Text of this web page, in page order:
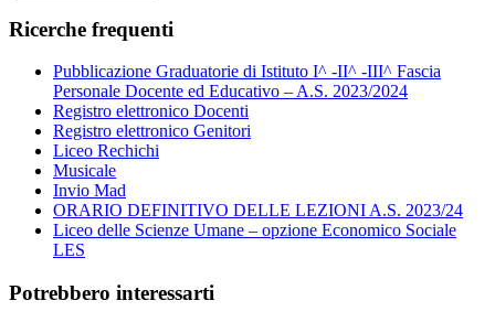
Ricerche frequenti
Pubblicazione Graduatorie di Istituto I^ -II^ -III^ Fascia
Personale Docente ed Educativo – A.S. 2023/2024
Registro elettronico Docenti
Registro elettronico Genitori
Liceo Rechichi
Musicale
Invio Mad
ORARIO DEFINITIVO DELLE LEZIONI A.S. 2023/24
Liceo delle Scienze Umane – opzione Economico Sociale
LES
Potrebbero interessarti